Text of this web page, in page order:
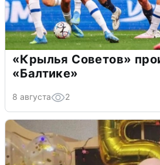
«Крылья Советов»
«Балтике»
8 августа 2